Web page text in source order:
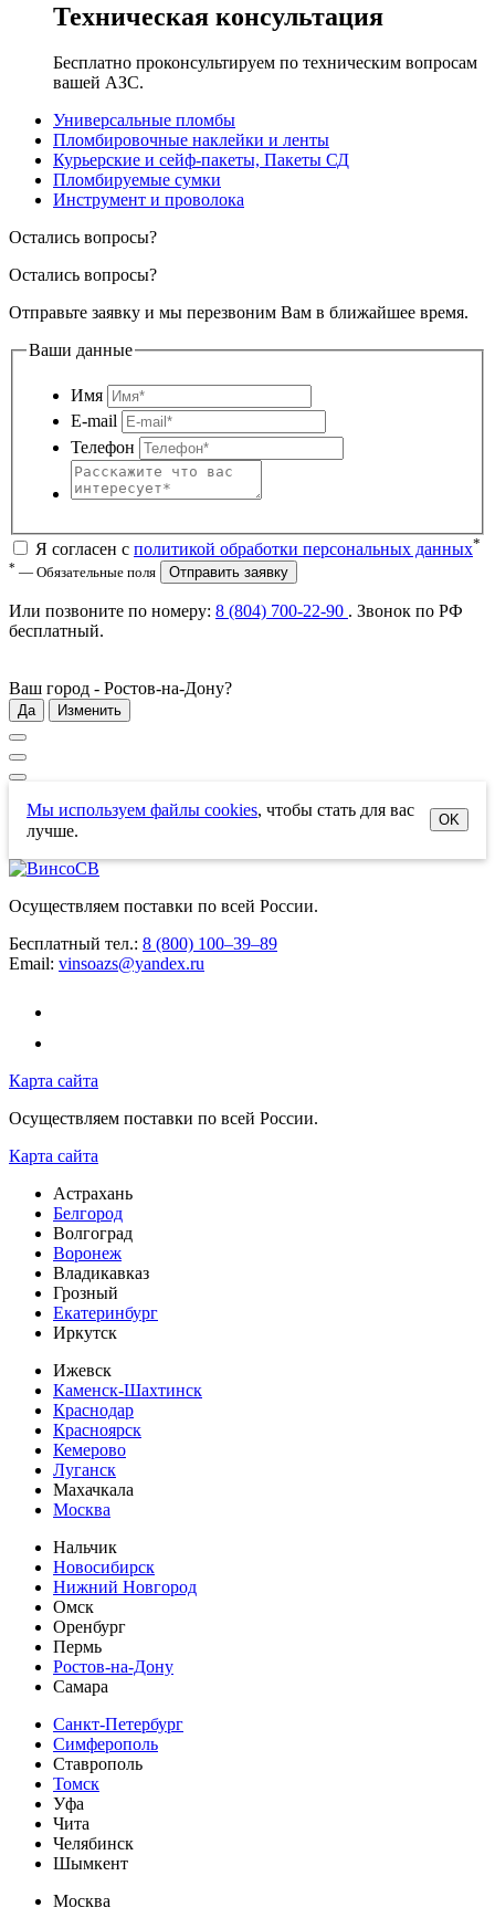
Техническая консультация
Бесплатно проконсультируем по техническим вопросам
вашей АЗС.
Универсальные пломбы
Пломбировочные наклейки и ленты
Курьерские и сейф-пакеты, Пакеты СД
Пломбируемые сумки
Инструмент и проволока
Остались вопросы?
Остались вопросы?
Отправьте заявку и мы перезвоним Вам в ближайшее время.
Ваши данные
Имя
E-mail
Телефон
Я согласен с политикой обработки персональных данных*
* — Обязательные поля Отправить заявку
Или позвоните по номеру: 8 (804) 700-22-90 . Звонок по РФ
бесплатный.
Ваш город - Ростов-на-Дону?
Да Изменить
Мы используем файлы cookies, чтобы стать для вас
лучше.
OK
Осуществляем поставки по всей России.
Бесплатный тел.: 8 (800) 100–39–89
Email: vinsoazs@yandex.ru
Карта сайта
Осуществляем поставки по всей России.
Карта сайта
Астрахань
Белгород
Волгоград
Воронеж
Владикавказ
Грозный
Екатеринбург
Иркутск
Ижевск
Каменск-Шахтинск
Краснодар
Красноярск
Кемерово
Луганск
Махачкала
Москва
Нальчик
Новосибирск
Нижний Новгород
Омск
Оренбург
Пермь
Ростов-на-Дону
Самара
Санкт-Петербург
Симферополь
Ставрополь
Томск
Уфа
Чита
Челябинск
Шымкент
Москва